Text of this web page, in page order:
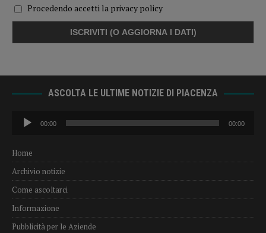
Procedendo accetti la privacy policy
ASCOLTA LE ULTIME NOTIZIE DI PIACENZA
Audio
Player
00:00 00:00
Home
Archivio notizie
Come ascoltarci
Informazione
Pubblicità per le Aziende